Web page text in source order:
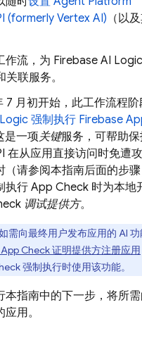
(formerly Vertex AI) （以
作流，为 Firebase AI Logic
关联服务。
7 月初开始，此工作流程阶
强制执行 Firebase
是一项关键服务，可帮助保
在从应用直接访问时免遭
（请参阅本指南后面的步
执行 App Check 时为本地
调试提供方。
需向最终用户发布应用的 AI
App Check证明提供方注册应用
强制执行时使用该功能。
本指南中的下一步，将所
用。